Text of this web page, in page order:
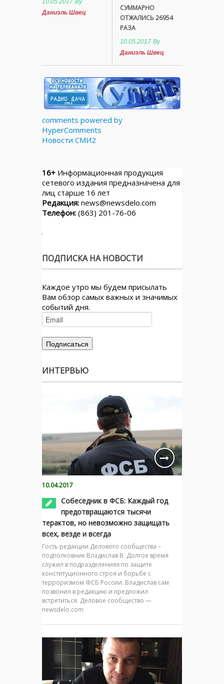
10.05.2017 By
Даниэль Швец
СУММАРНО
ОТЖАЛИСЬ 26954
РАЗА
10.05.2017 By
Даниэль Швец
comments powered by
HyperComments
Новости СМИ2
16+ Информационная продукция
сетевого издания предназначена для
лиц старше 16 лет
Редакция: news@newsdelo.com
Телефон: (863) 201-76-06
ПОДПИСКА НА НОВОСТИ
Каждое утро мы будем присылать
Вам обзор самых важных и значимых
событий дня.
ИНТЕРВЬЮ
10.04.2017
Собеседник в ФСБ: Каждый год
предотвращаются тысячи
терактов, но невозможно защищать
всех, везде и всегда
Гость редакции Делового сообщества –
подполковник Владислав В. Долгое время
служил в подразделениях по защите
конституционного строя и борьбе с
терроризмом ФСБ России. Владислав сам
позвонил в редакцию и предложил
встретиться. Деловое сообщество —
newsdelo.com